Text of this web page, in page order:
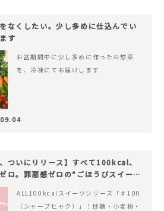
なくしたい。少し多めに仕込んでい
す
お盆期間中に少し多めに作ったお惣菜
を、冷凍にてお届けします
ついにリリース】すべて100kcal、
ロ。罪悪感ゼロの“ごほうびスイー
）』
ALL100kcalスイーツシリーズ「♯100
（シャープヒャク）」！砂糖・小麦粉・